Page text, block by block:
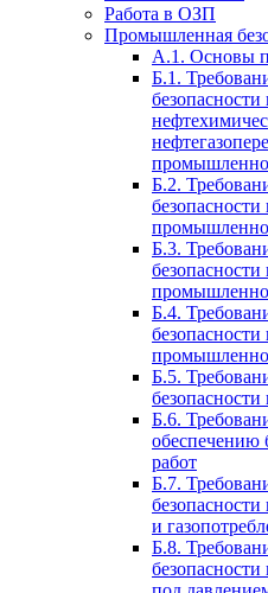
Работа в ОЗП
Промышленная
А.1. Основы
Б.1.
Б.2.
Б.3.
безопасности
Б.4.
Б.5.
Б.6.
обеспечению
работ
Б.7.
безопасности
и
Б.8.